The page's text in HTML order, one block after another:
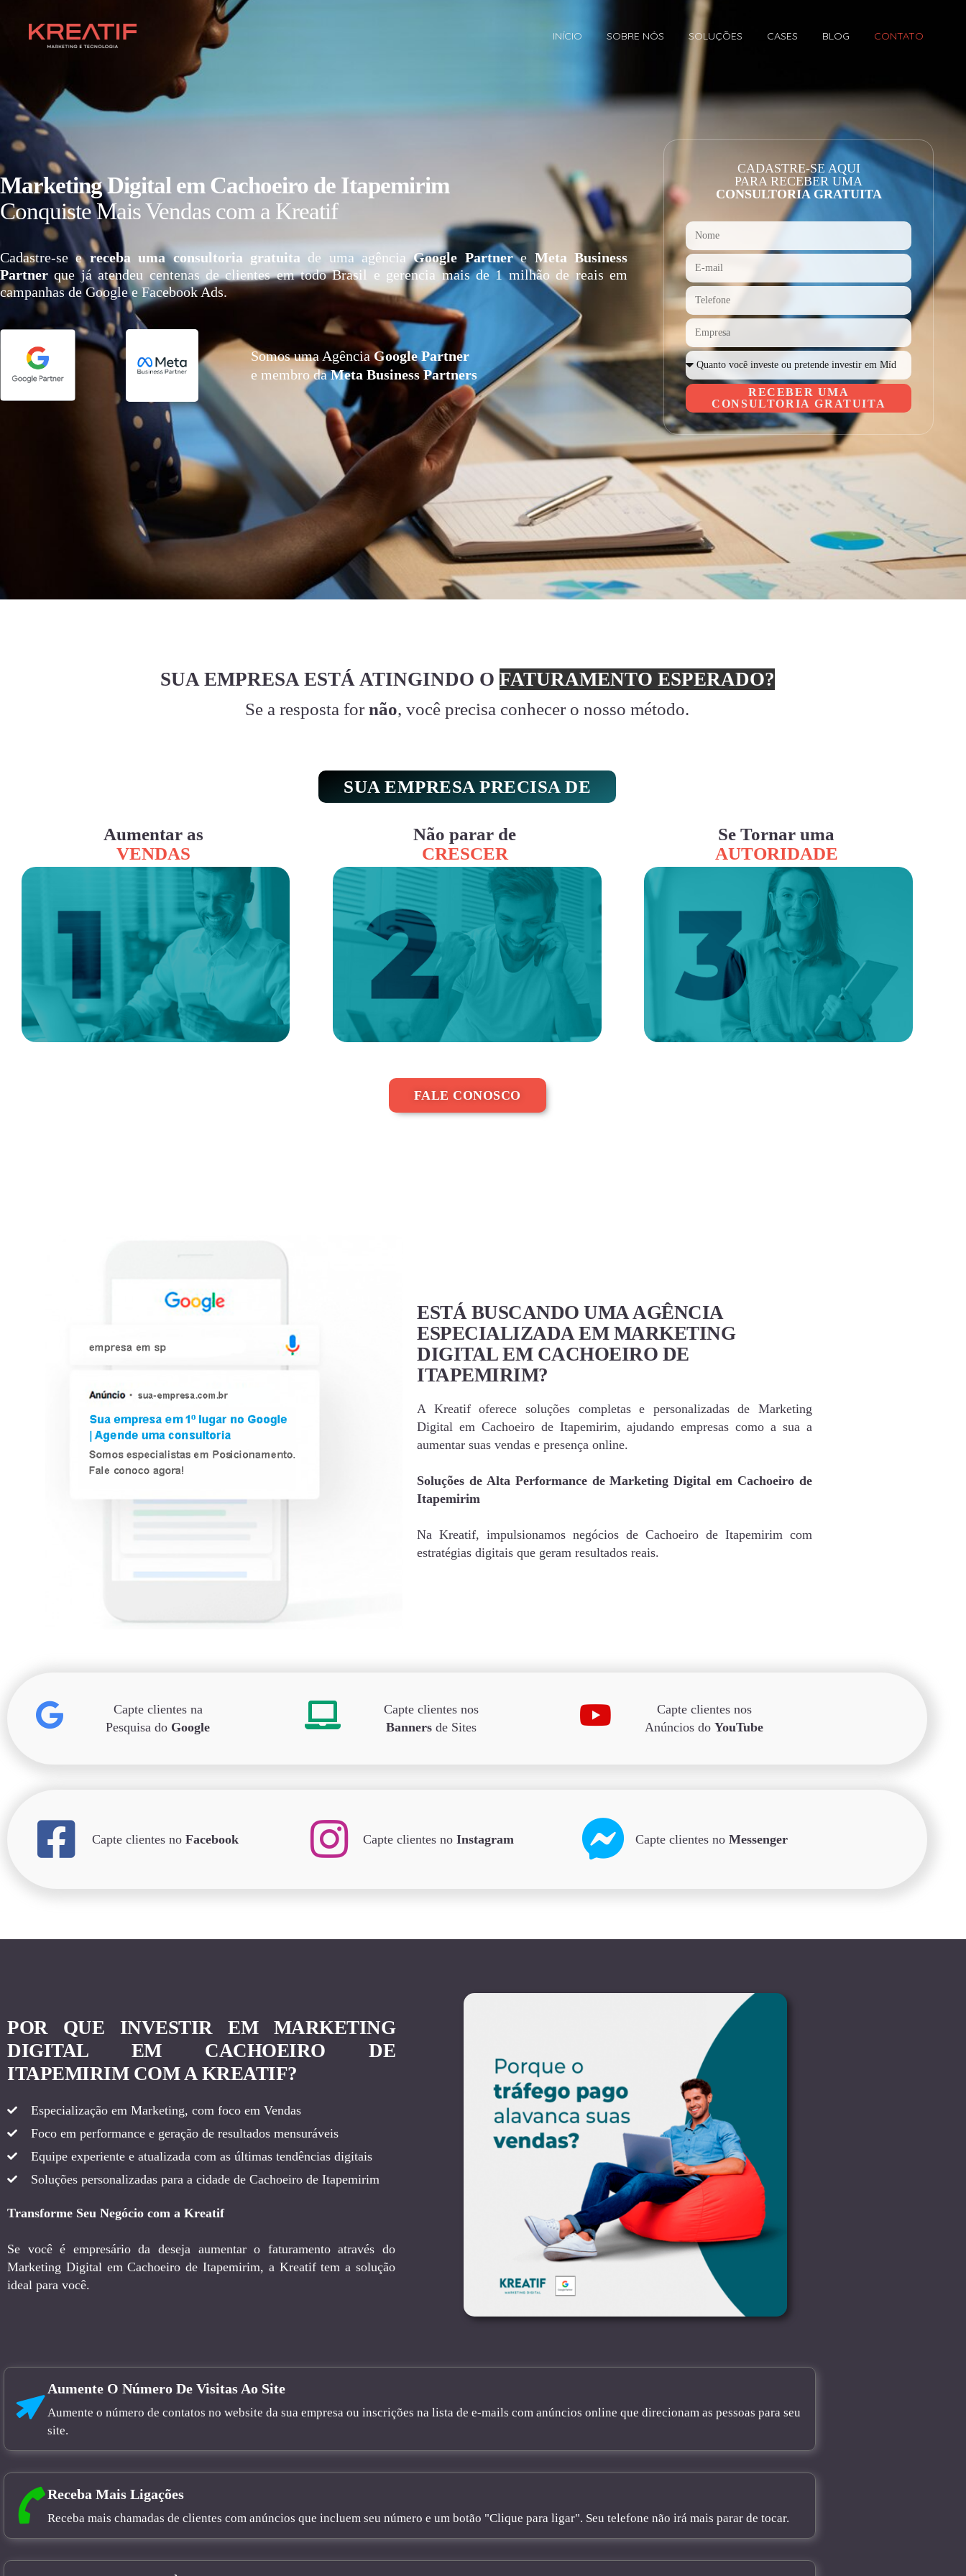
INÍCIO SOBRE NÓS SOLUÇÕES CASES BLOG CONTATO
Marketing Digital em Cachoeiro de Itapemirim
Conquiste Mais Vendas com a Kreatif
Cadastre-se e receba uma consultoria gratuita de uma agênciaGoogle Partnere Meta Business
Partner que já atendeu centenas de clientes em todo Brasil e gerencia mais de 1 milhão de reais em
campanhas de Google e Facebook Ads.
Somos uma AgênciaGoogle Partner
e membro daMeta Business Partners
CADASTRE-SE AQUI
PARA RECEBER UMA
CONSULTORIA GRATUITA
RECEBER UMA
CONSULTORIA GRATUITA
SUA EMPRESA ESTÁ ATINGINDO O FATURAMENTO ESPERADO?
Se a resposta for não, você precisa conhecer o nosso método.
SUA EMPRESA PRECISA DE
Aumentar as
VENDAS
Não parar de
CRESCER
Se Tornar uma
AUTORIDADE
FALE CONOSCO
ESTÁ BUSCANDO UMA AGÊNCIA
ESPECIALIZADA EM MARKETING
DIGITAL EM CACHOEIRO DE
ITAPEMIRIM?
A Kreatif oferece soluções completas e personalizadas de Marketing
Digital em Cachoeiro de Itapemirim, ajudando empresas como a sua a
aumentar suas vendas e presença online.
Soluções de Alta Performance de Marketing Digital em Cachoeiro de
Itapemirim
Na Kreatif, impulsionamos negócios de Cachoeiro de Itapemirim com
estratégias digitais que geram resultados reais.
Capte clientes na
Pesquisa do Google
Capte clientes nos
Bannersde Sites
Capte clientes nos
Anúncios doYouTube
Capte clientes no Facebook Capte clientes no Instagram Capte clientes no Messenger
POR QUE INVESTIR EM MARKETING
DIGITAL EM CACHOEIRO DE
ITAPEMIRIM COM A KREATIF?
Especialização em Marketing, com foco em Vendas
Foco em performance e geração de resultados mensuráveis
Equipe experiente e atualizada com as últimas tendências digitais
Soluções personalizadas para a cidade de Cachoeiro de Itapemirim
Transforme Seu Negócio com a Kreatif
Se você é empresário da deseja aumentar o faturamento através do
Marketing Digital em Cachoeiro de Itapemirim, a Kreatif tem a solução
ideal para você.
Aumente O Número De Visitas Ao Site
Aumente o número de contatos no website da sua empresa ou inscrições na lista de e-mails com anúncios online que direcionam as pessoas para seu
site.
Receba Mais Ligações
Receba mais chamadas de clientes com anúncios que incluem seu número e um botão "Clique para ligar". Seu telefone não irá mais parar de tocar.